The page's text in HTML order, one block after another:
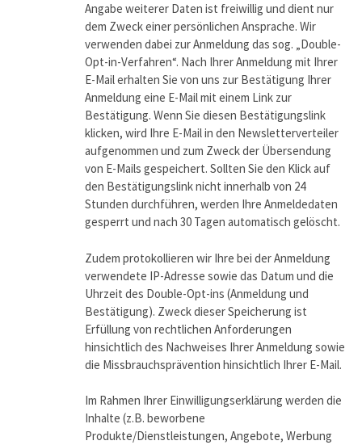
Angabe weiterer Daten ist freiwillig und dient nur
dem Zweck einer persönlichen Ansprache. Wir
verwenden dabei zur Anmeldung das sog. „Double-
Opt-in-Verfahren“. Nach Ihrer Anmeldung mit Ihrer
E-Mail erhalten Sie von uns zur Bestätigung Ihrer
Anmeldung eine E-Mail mit einem Link zur
Bestätigung. Wenn Sie diesen Bestätigungslink
klicken, wird Ihre E-Mail in den Newsletterverteiler
aufgenommen und zum Zweck der Übersendung
von E-Mails gespeichert. Sollten Sie den Klick auf
den Bestätigungslink nicht innerhalb von 24
Stunden durchführen, werden Ihre Anmeldedaten
gesperrt und nach 30 Tagen automatisch gelöscht.
Zudem protokollieren wir Ihre bei der Anmeldung
verwendete IP-Adresse sowie das Datum und die
Uhrzeit des Double-Opt-ins (Anmeldung und
Bestätigung). Zweck dieser Speicherung ist
Erfüllung von rechtlichen Anforderungen
hinsichtlich des Nachweises Ihrer Anmeldung sowie
die Missbrauchsprävention hinsichtlich Ihrer E-Mail.
Im Rahmen Ihrer Einwilligungserklärung werden die
Inhalte (z.B. beworbene
Produkte/Dienstleistungen, Angebote, Werbung